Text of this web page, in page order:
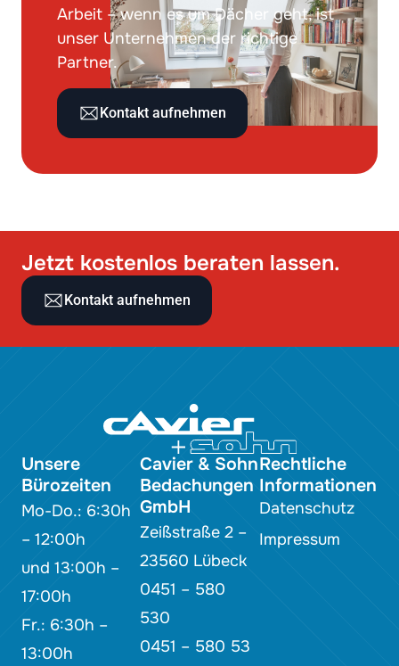
Arbeit – wenn es um Dächer geht, ist
unser Unternehmen der richtige
Partner.
Kontakt aufnehmen
Jetzt kostenlos beraten lassen.
Kontakt aufnehmen
Unsere
Bürozeiten
Mo-Do.: 6:30h
– 12:00h
und 13:00h –
17:00h
Fr.: 6:30h –
13:00h
Cavier & Sohn
Bedachungen
GmbH
Zeißstraße 2 –
23560 Lübeck
0451 – 580
530
0451 – 580 53
Rechtliche
Informationen
Datenschutz
Impressum